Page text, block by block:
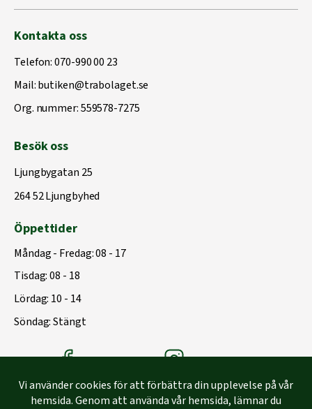
Kontakta oss
Telefon:070-990 00 23
Mail:butiken@trabolaget.se
Org. nummer: 559578-7275
Besök oss
Ljungbygatan 25
264 52 Ljungbyhed
Öppettider
Måndag - Fredag: 08 - 17
Tisdag: 08 - 18
Lördag: 10 - 14
Söndag: Stängt
Träbolagets FacebookTräbolagets instagram